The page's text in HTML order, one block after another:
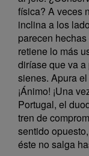
física? A veces
inclina a los
parecen
retiene lo más
diríase que va
sienes. Apura
¡Ánimo! ¡Una
Portugal, el
tren de
sentido
éste no salga